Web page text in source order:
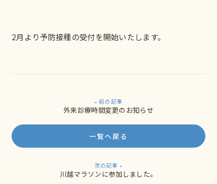
2月より予防接種の受付を開始いたします。
« 前の記事
外来診療時間変更のお知らせ
一覧へ戻る
次の記事 »
川越マラソンに参加しました。